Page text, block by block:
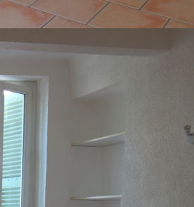
de l'Empéri, un studio exposé
; une salle d'eau avec WC et
2024.